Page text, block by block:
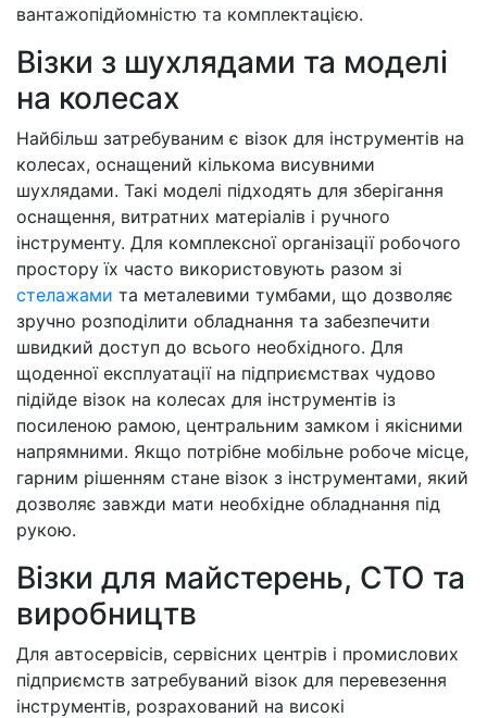
вантажопідйомністю та комплектацією.
Візки з шухлядами та моделі
на колесах
Найбільш затребуваним є візок для інструментів на
колесах, оснащений кількома висувними
шухлядами. Такі моделі підходять для зберігання
оснащення, витратних матеріалів і ручного
інструменту. Для комплексної організації робочого
простору їх часто використовують разом зі
стелажами та металевими тумбами, що дозволяє
зручно розподілити обладнання та забезпечити
швидкий доступ до всього необхідного. Для
щоденної експлуатації на підприємствах чудово
підійде візок на колесах для інструментів із
посиленою рамою, центральним замком і якісними
напрямними. Якщо потрібне мобільне робоче місце,
гарним рішенням стане візок з інструментами, який
дозволяє завжди мати необхідне обладнання під
рукою.
Візки для майстерень, СТО та
виробництв
Для автосервісів, сервісних центрів і промислових
підприємств затребуваний візок для перевезення
інструментів, розрахований на високі